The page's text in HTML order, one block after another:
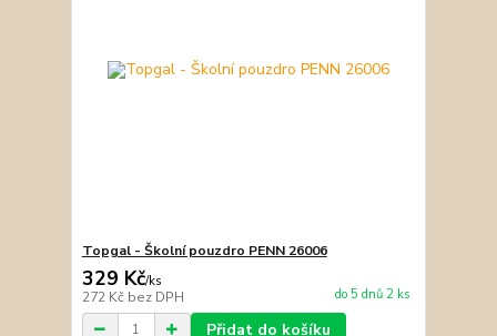
Topgal - Školní pouzdro PENN 26006
329 Kč/ks
272 Kč bez DPH do 5 dnů 2 ks
Přidat do košíku